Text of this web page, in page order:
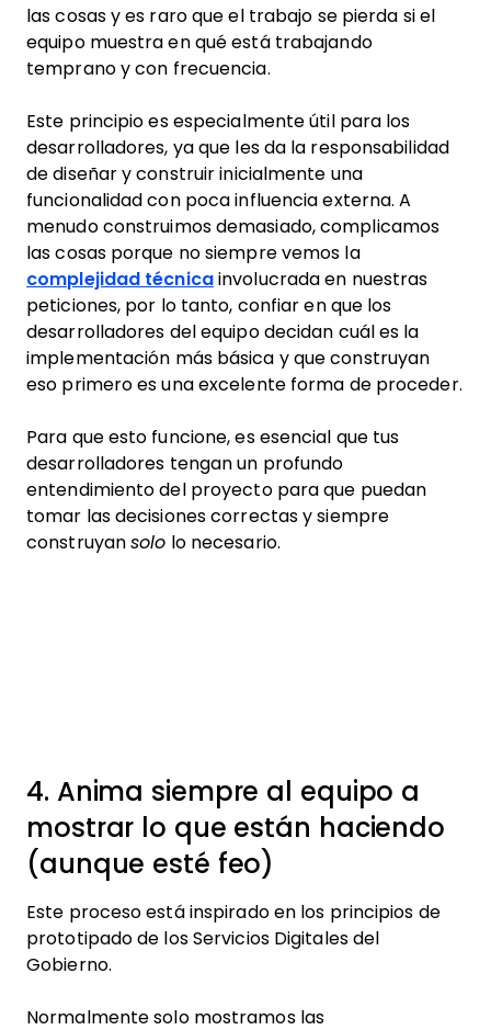
las cosas y es raro que el trabajo se pierda si el
equipo muestra en qué está trabajando
temprano y con frecuencia.
Este principio es especialmente útil para los
desarrolladores, ya que les da la responsabilidad
de diseñar y construir inicialmente una
funcionalidad con poca influencia externa. A
menudo construimos demasiado, complicamos
las cosas porque no siempre vemos la
complejidad técnicainvolucrada en nuestras
peticiones, por lo tanto, confiar en que los
desarrolladores del equipo decidan cuál es la
implementación más básica y que construyan
eso primero es una excelente forma de proceder.
Para que esto funcione, es esencial que tus
desarrolladores tengan un profundo
entendimiento del proyecto para que puedan
tomar las decisiones correctas y siempre
construyansolo lo necesario.
4. Anima siempre al equipo a
mostrar lo que están haciendo
(aunque esté feo)
Este proceso está inspirado en los principios de
prototipado de los Servicios Digitales del
Gobierno.
Normalmente solo mostramos las